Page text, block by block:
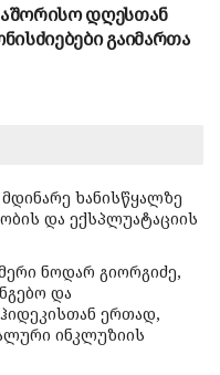
დღესთან
გაიმართა
ხანისწყალზე
და ექსპლუატაციის
ნოდარ გიორგიძე,
და
ერთად,
ინკლუზიის